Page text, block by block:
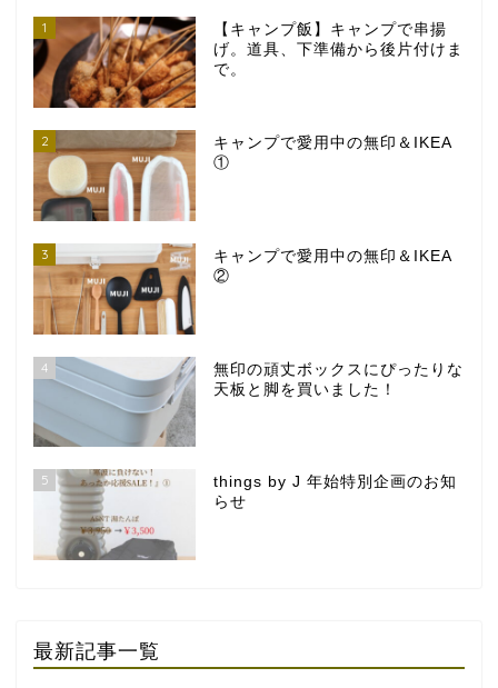
1
【キャンプ飯】キャンプで串揚
げ。道具、下準備から後片付けま
で。
2
キャンプで愛用中の無印＆IKEA
①
3
キャンプで愛用中の無印＆IKEA
②
4
無印の頑丈ボックスにぴったりな
天板と脚を買いました！
5
things by J 年始特別企画のお知
らせ
最新記事一覧